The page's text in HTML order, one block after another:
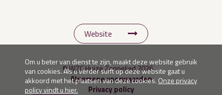
Website
© WZC Huize Zonnelied 2026
Algemene voorwaarden
Privacy policy
Om u beter van dienst te zijn, maakt deze website gebruik
van cookies. Als u verder surft op deze website gaat u
akkoord met het plaatsen van deze cookies. Onze privacy
policy vindt u hier.